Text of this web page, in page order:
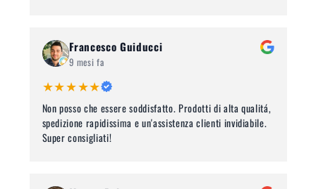
Francesco Guiducci
9 mesi fa
★★★★★
Non posso che essere soddisfatto. Prodotti di alta qualitá,
spedizione rapidissima e un'assistenza clienti invidiabile.
Super consigliati!